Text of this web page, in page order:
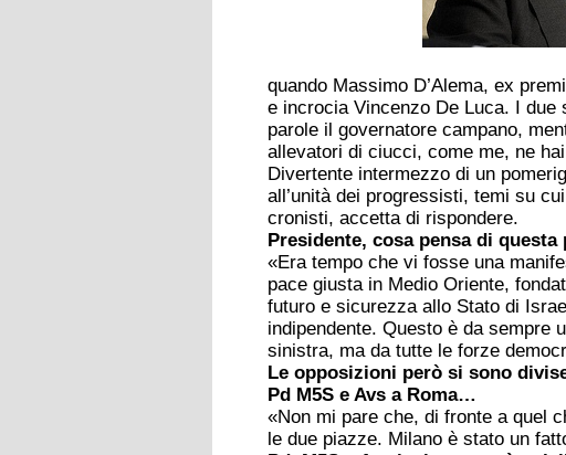
quando Massimo D’Alema, ex
e incrocia Vincenzo De Luca. I
parole il governatore campano,
allevatori di ciucci, come me, ne
Divertente intermezzo di un
all’unità dei progressisti, temi su
cronisti, accetta di rispondere.
Presidente, cosa pensa di questa
«Era tempo che vi fosse una
pace giusta in Medio Oriente,
futuro e sicurezza allo Stato di
indipendente. Questo è da sempre
sinistra, ma da tutte le forze
Le opposizioni però si sono
Pd M5S e Avs a Roma…
«Non mi pare che, di fronte a quel
le due piazze. Milano è stato un